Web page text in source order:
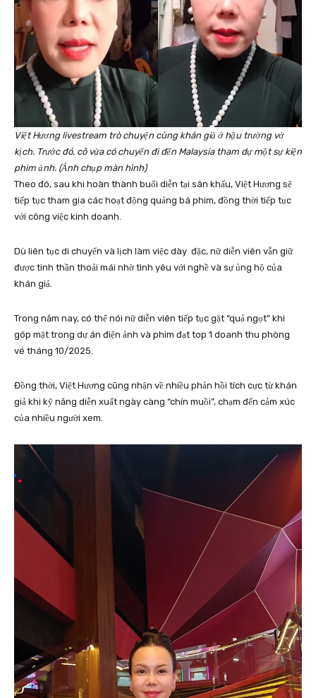
Việt Hương livestream trò chuyện cùng khán giả ở hậu trường vở
kịch. Trước đó, cô vừa có chuyến đi đến Malaysia tham dự một sự kiện
phim ảnh. (Ảnh chụp màn hình)
Theo đó, sau khi hoàn thành buổi diễn tại sân khấu, Việt Hương sẽ
tiếp tục tham gia các hoạt động quảng bá phim, đồng thời tiếp tục
với công việc kinh doanh.
Dù liên tục di chuyển và lịch làm việc dày đặc, nữ diễn viên vẫn giữ
được tinh thần thoải mái nhờ tình yêu với nghề và sự ủng hộ của
khán giả.
Trong năm nay, có thể nói nữ diễn viên tiếp tục gặt “quả ngọt” khi
góp mặt trong dự án điện ảnh và phim đạt top 1 doanh thu phòng
vé tháng 10/2025.
Đồng thời, Việt Hương cũng nhận về nhiều phản hồi tích cực từ khán
giả khi kỹ năng diễn xuất ngày càng “chín muồi”, chạm đến cảm xúc
của nhiều người xem.